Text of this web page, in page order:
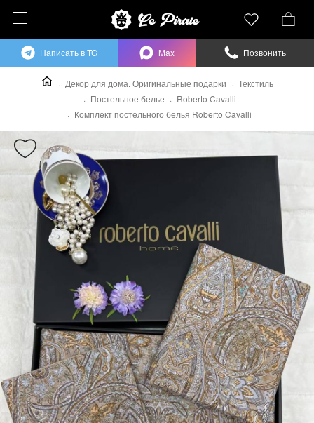
Декор для дома. Оригинальные подарки
Текстиль
Постельное белье
Roberto Cavalli
Комплект постельного белья Roberto Cavalli
Написать в TG Max Позвонить